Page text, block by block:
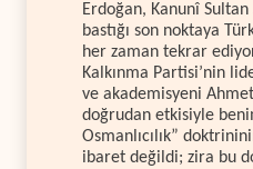
Erdoğan, Kanunî Sultan
bastığı son noktaya
her zaman tekrar
Kalkınma Partisi’nin
ve akademisyeni
doğrudan etkisiyle
Osmanlıcılık”
ibaret değildi; zira bu